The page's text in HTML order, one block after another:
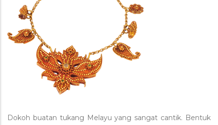
Dokoh buatan tukang Melayu yang sangat cantik. Bentuk